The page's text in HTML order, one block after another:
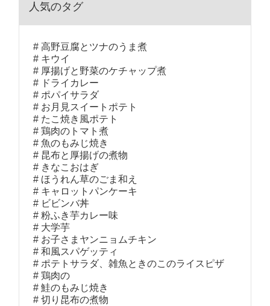
人気のタグ
高野豆腐とツナのうま煮
キウイ
厚揚げと野菜のケチャップ煮
ドライカレー
ポパイサラダ
お月見スイートポテト
たこ焼き風ポテト
鶏肉のトマト煮
魚のもみじ焼き
昆布と厚揚げの煮物
きなこおはぎ
ほうれん草のごま和え
キャロットパンケーキ
ビビンバ丼
粉ふき芋カレー味
大学芋
お子さまヤンニョムチキン
和風スパゲッティ
ポテトサラダ、雑魚ときのこのライスピザ
鶏肉の
鮭のもみじ焼き
切り昆布の煮物